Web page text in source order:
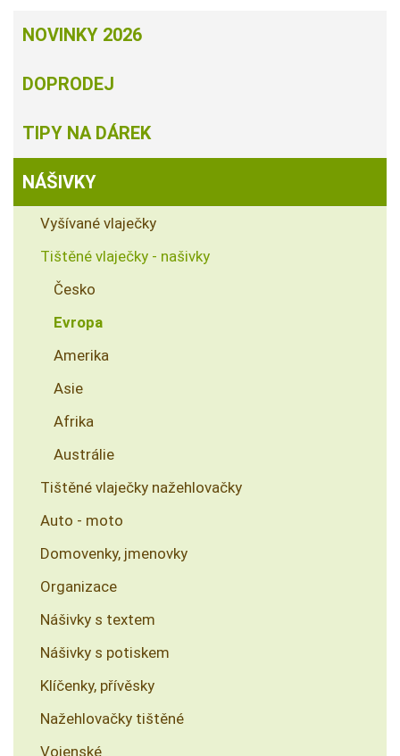
NOVINKY 2026
DOPRODEJ
TIPY NA DÁREK
NÁŠIVKY
Vyšívané vlaječky
Tištěné vlaječky - našivky
Česko
Evropa
Amerika
Asie
Afrika
Austrálie
Tištěné vlaječky nažehlovačky
Auto - moto
Domovenky, jmenovky
Organizace
Nášivky s textem
Nášivky s potiskem
Klíčenky, přívěsky
Nažehlovačky tištěné
Vojenské